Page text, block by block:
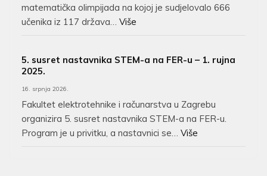
matematička olimpijada na kojoj je sudjelovalo 666
učenika iz 117 država… Više
5. susret nastavnika STEM-a na FER-u – 1. rujna
2025.
16. srpnja 2026.
Fakultet elektrotehnike i računarstva u Zagrebu
organizira 5. susret nastavnika STEM-a na FER-u.
Program je u privitku, a nastavnici se… Više